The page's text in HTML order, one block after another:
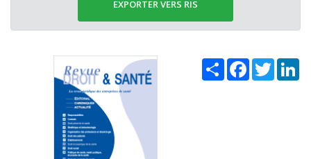
EXPORTER VERS RIS
Share Facebook
Twitter